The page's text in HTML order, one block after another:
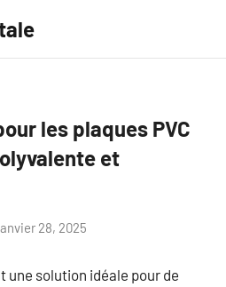
les plaques PVC
et
28, 2025
une solution idéale pour de